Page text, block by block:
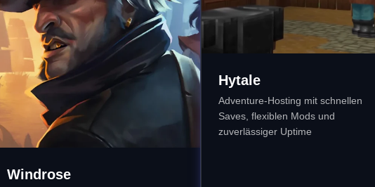
Windrose
Hytale
Adventure-Hosting mit schnellen
Saves, flexiblen Mods und
zuverlässiger Uptime